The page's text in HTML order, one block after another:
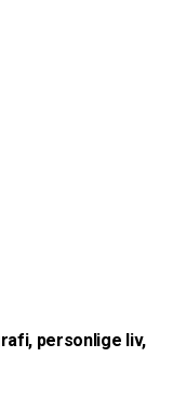
personlige liv,